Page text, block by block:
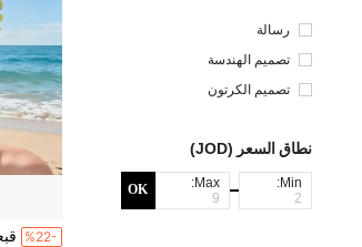
رسالة
تصميم الهندسة
تصميم الكرتون
نطاق السعر (JOD)
Min:
Max:
OK
%22-